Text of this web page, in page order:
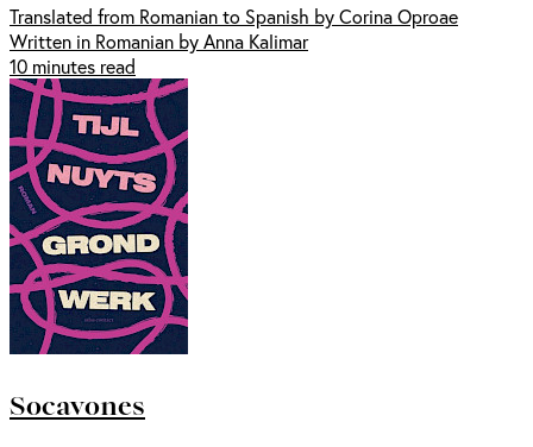
Translated from Romanian to Spanish by Corina Oproae
Written in Romanian by Anna Kalimar
10 minutes read
Socavones